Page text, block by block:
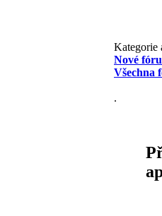
Kategorie
Nové
Všechna
.